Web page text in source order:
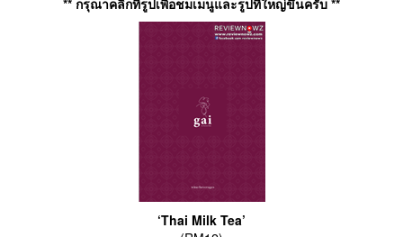
รายการเครื่องดื่ม
** กรุณาคลิ๊กที่รูปเพื่อชมเมนูและรูปที่ใหญ่ขึ้นครับ **